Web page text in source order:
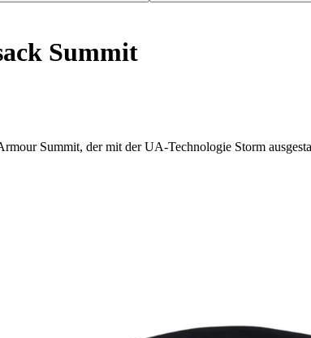
Summit
Summit, der mit der UA-Technologie Storm